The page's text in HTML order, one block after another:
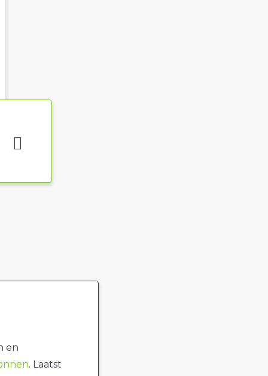
en
. Laatst